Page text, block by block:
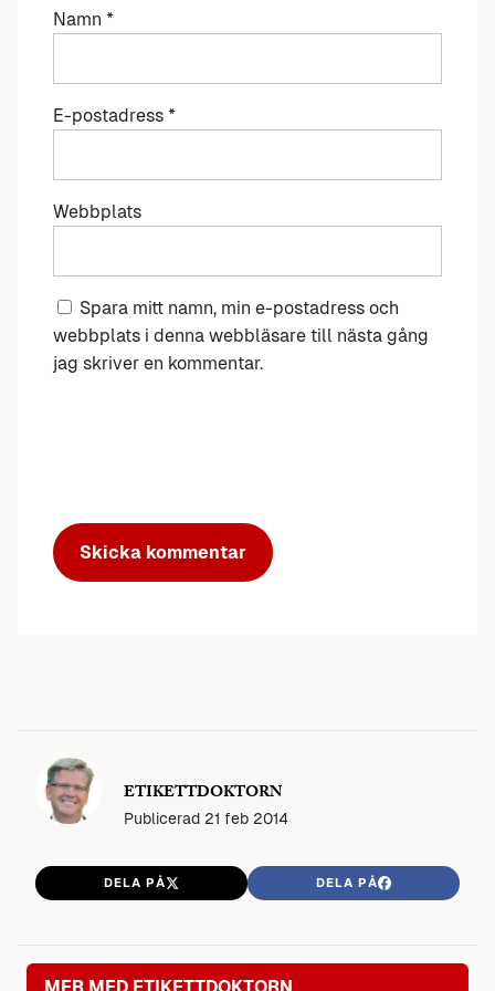
Namn *
E-postadress *
Webbplats
Spara mitt namn, min e-postadress och
webbplats i denna webbläsare till nästa gång
jag skriver en kommentar.
ETIKETTDOKTORN
Publicerad 21 feb 2014
DELA PÅ DELA PÅ